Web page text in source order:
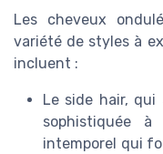
Les cheveux
variété de styles à
incluent :
Le side hair,
sophistiquée
intemporel qui